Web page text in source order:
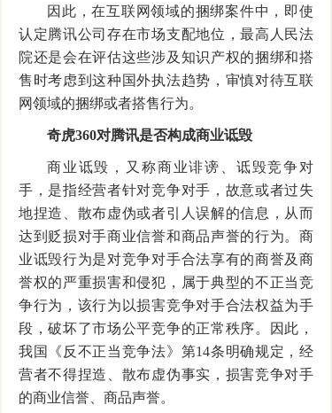
因此，在互联网领域的捆绑案件中，即使
认定腾讯公司存在市场支配地位，最高人民法
院还是会在评估这些涉及知识产权的捆绑和搭
售时考虑到这种国外执法趋势，审慎对待互联
网领域的捆绑或者搭售行为。
奇虎360对腾讯是否构成商业诋毁
商业诋毁，又称商业诽谤、诋毁竞争对
手，是指经营者针对竞争对手，故意或者过失
地捏造、散布虚伪或者引人误解的信息，从而
达到贬损对手商业信誉和商品声誉的行为。商
业诋毁行为是对竞争对手合法享有的商誉及商
誉权的严重损害和侵犯，属于典型的不正当竞
争行为，该行为以损害竞争对手合法权益为手
段，破坏了市场公平竞争的正常秩序。因此，
我国《反不正当竞争法》第14条明确规定，经
营者不得捏造、散布虚伪事实，损害竞争对手
的商业信誉、商品声誉。